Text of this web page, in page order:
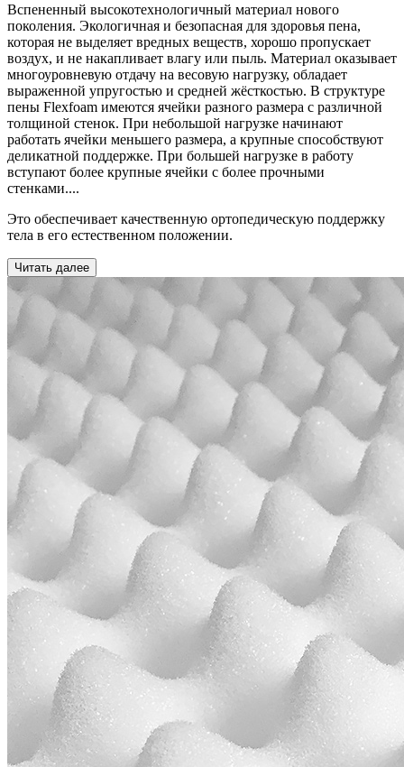
Вспененный высокотехнологичный материал нового
поколения. Экологичная и безопасная для здоровья пена,
которая не выделяет вредных веществ, хорошо пропускает
воздух, и не накапливает влагу или пыль. Материал оказывает
многоуровневую отдачу на весовую нагрузку, обладает
выраженной упругостью и средней жёсткостью. В структуре
пены Flexfoam имеются ячейки разного размера с различной
толщиной стенок. При небольшой нагрузке начинают
работать ячейки меньшего размера, а крупные способствуют
деликатной поддержке. При большей нагрузке в работу
вступают более крупные ячейки с более прочными
стенками....
Это обеспечивает качественную ортопедическую поддержку
тела в его естественном положении.
Читать далее